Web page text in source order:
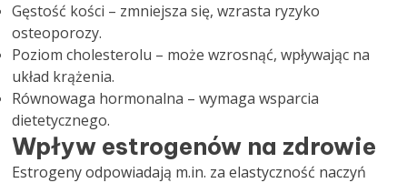
Gęstość kości – zmniejsza się, wzrasta ryzyko
osteoporozy.
Poziom cholesterolu – może wzrosnąć, wpływając na
układ krążenia.
Równowaga hormonalna – wymaga wsparcia
dietetycznego.
Wpływ estrogenów na zdrowie
Estrogeny odpowiadają m.in. za elastyczność naczyń